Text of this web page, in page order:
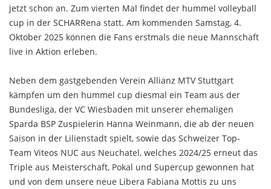
jetzt schon an. Zum vierten Mal findet der hummel volleyball
cup in der SCHARRena statt. Am kommenden Samstag, 4.
Oktober 2025 können die Fans erstmals die neue Mannschaft
live in Aktion erleben.
Neben dem gastgebenden Verein Allianz MTV Stuttgart
kämpfen um den hummel cup diesmal ein Team aus der
Bundesliga, der VC Wiesbaden mit unserer ehemaligen
Sparda BSP Zuspielerin Hanna Weinmann, die ab der neuen
Saison in der Lilienstadt spielt, sowie das Schweizer Top-
Team Viteos NUC aus Neuchatel, welches 2024/25 erneut das
Triple aus Meisterschaft, Pokal und Supercup gewonnen hat
und von dem unsere neue Libera Fabiana Mottis zu uns